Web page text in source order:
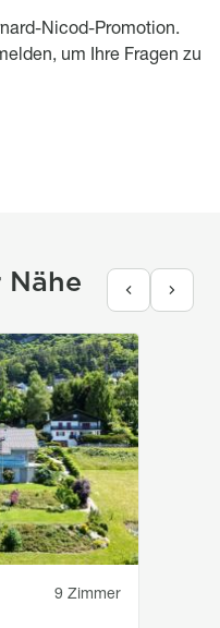
Nicod-Promotion.
um Ihre Fragen zu
9 Zimmer